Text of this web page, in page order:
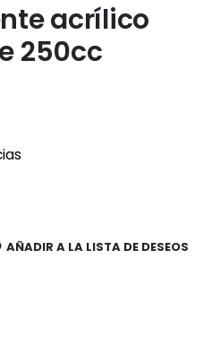
acrílico
250cc
AÑADIR A LA LISTA DE DESEOS